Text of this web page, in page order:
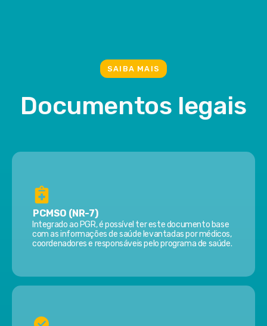
SAIBA MAIS
Documentos legais
PCMSO (NR-7)
Integrado ao PGR, é possível ter este documento base
com as informações de saúde levantadas por médicos,
coordenadores e responsáveis pelo programa de saúde.